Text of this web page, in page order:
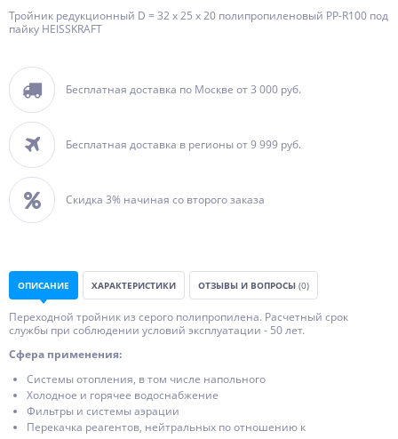
Тройник редукционный D = 32 х 25 х 20 полипропиленовый PP-R100 под
пайку HEISSKRAFT
Бесплатная доставка по Москве от 3 000 руб.
Бесплатная доставка в регионы от 9 999 руб.
Скидка 3% начиная со второго заказа
ОПИСАНИЕ ХАРАКТЕРИСТИКИ ОТЗЫВЫ И ВОПРОСЫ (0)
Переходной тройник из серого полипропилена. Расчетный срок
службы при соблюдении условий эксплуатации - 50 лет.
Сфера применения:
Системы отопления, в том числе напольного
Холодное и горячее водоснабжение
Фильтры и системы аэрации
Перекачка реагентов, нейтральных по отношению к